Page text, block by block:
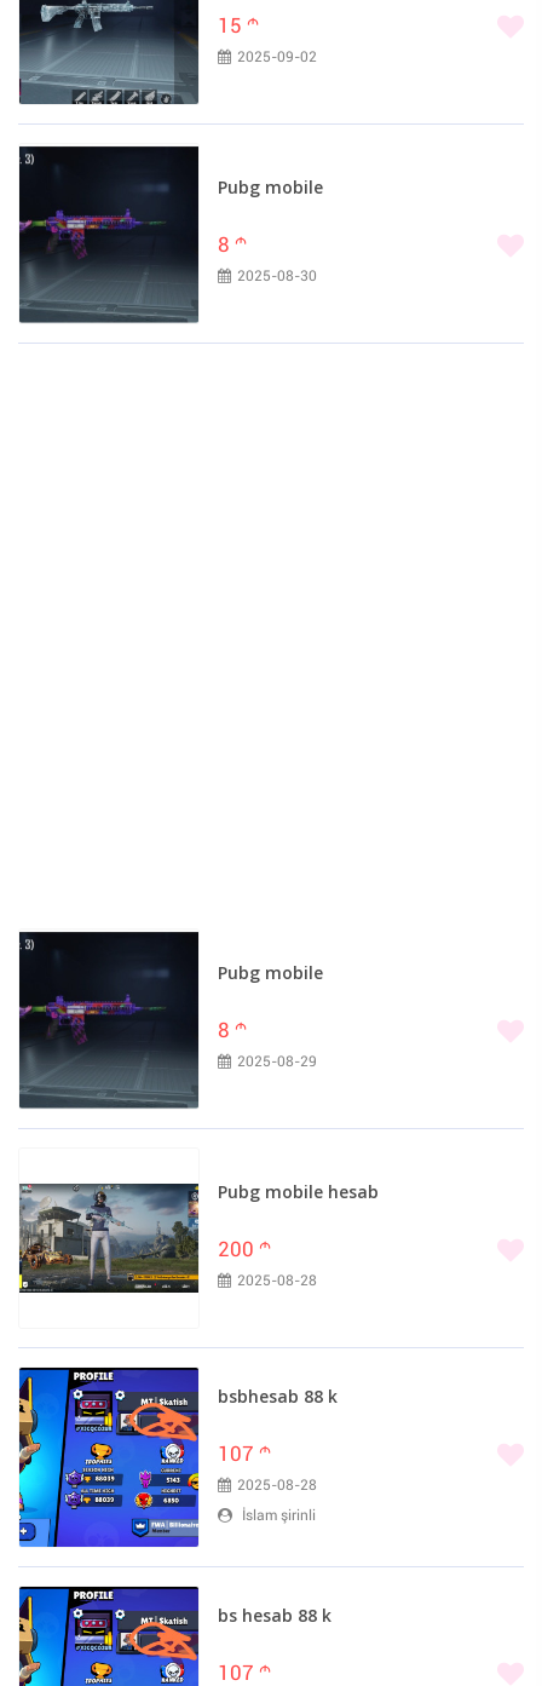
15 m
2025-09-02
Pubg mobile
8 m
2025-08-30
Pubg mobile
8 m
2025-08-29
Pubg mobile hesab
200 m
2025-08-28
bsbhesab 88 k
107 m
2025-08-28
İslam şirinli
bs hesab 88 k
107 m